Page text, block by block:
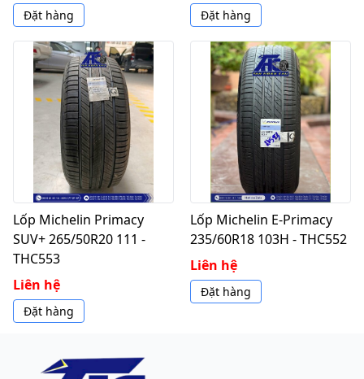
Đặt hàng Đặt hàng
Lốp Michelin Primacy
SUV+ 265/50R20 111 -
THC553
Liên hệ
Đặt hàng
Lốp Michelin E-Primacy
235/60R18 103H - THC552
Liên hệ
Đặt hàng